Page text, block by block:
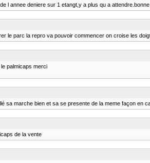
l annee deniere sur 1 etangt,y a plus qu a
le parc la repro va pouvoir commencer on croise les
palmicaps merci
sa marche bien et sa se presente de la meme façon
de la vente